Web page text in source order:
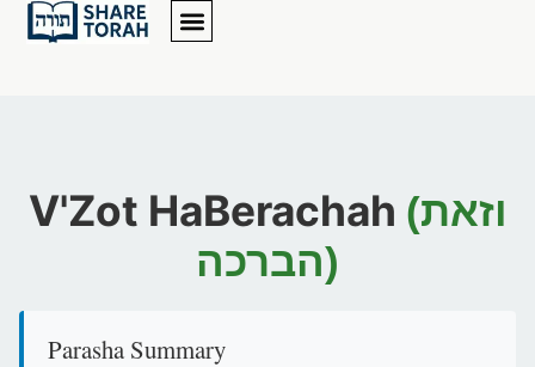
V'Zot HaBerachah (וזאת
הברכה)
Parasha Summary